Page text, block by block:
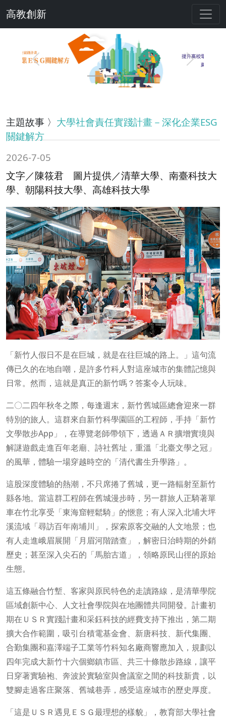
高教創新
Previous Next
主題故事 〉 大學社會責任實踐計畫－深化企業ESG
關鍵解方
2026-7-05
文字／陳筱君 圖片提供／清華大學、南臺科技大
學、朝陽科技大學、高雄科技大學
「新竹人假日不是在巨城，就是在往巨城的路上。」這句流
傳已久的在地自嘲，是許多竹科人對這座城市的集體記憶與
日常。然而，這就是真正的新竹嗎？答案令人玩味。
二〇二四年秋冬之際，每逢週末，新竹舊城區總會迎來一群
特別的旅人。這群來自新竹科學園區的工程師，手持「新竹
文學散步App」，在導覽老師帶領下，透過ＡＲ擴增實境與
解謎遊戲走進百年老廟、詩社舊址，重溫「北臺文學之冠」
的風華，體驗一場穿越時空的「清代書生升學路」。
這股深度體驗的熱潮，不只席捲了舊城，更一路輻射至新竹
縣各地。當這群工程師在舊城漫步時，另一群旅人正騎著單
車在竹北享受「東海窟輕鬆騎」的愜意；有人深入北埔大坪
溪流域「尋訪百年南埔川」，探索原客交融的人文地景；也
有人走進峨眉展開「月眉河階踏查」，解密日治時期的外銷
歷史；甚至深入尖石的「馬胎古道」，領略原民山徑的原始
生態。
這五條融合竹塹、客家與原民特色的走讀路線，是清華學院
區域創新中心、人文社會學院與在地團體共同開發。計畫初
期在ＵＳＲ實踐計畫和采鈺科技的經費支持下推出，第二期
擴大合作範圍，吸引台積電基金會、新唐科技、新代集團、
合勤集團和嘉澤端子工業等竹科知名廠商響應加入，規劃以
四年完成大新竹十六個鄉鎮市區、共三十條散步路線，讓平
日穿著實驗袍、奔波於實驗室與會議室之間的科技新貴，以
雙腳走過客庄聚落、舊城巷弄，感受這座城市的歷史厚度。
「這是ＵＳＲ遇見ＥＳＧ最理想的樣貌」，教育部大學社會